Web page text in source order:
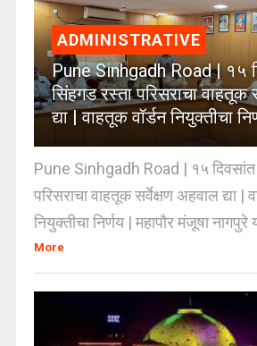
ADMINISTRATIVE
Pune Sinhgadh Road | १५
सिंहगड रस्ता परिसराचा वाहतूक
द्या | वाहतूक वॉर्डन नियुक्तीचा
Pune Sinhgadh Road | १५ दिवसांत
परिसराचा वाहतूक सर्वेक्षण अहवाल द्या |
नियुक्तीचा निर्णय | महापौर मंजूषा नागपुरे
More